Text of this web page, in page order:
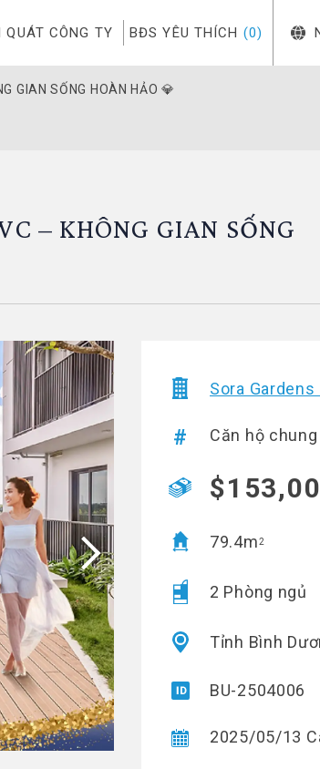
QUÁT CÔNG TY BĐS YÊU THÍCH (0)
GIAN SỐNG HOÀN HẢO 💎
– KHÔNG GIAN SỐNG
Sora Gardens
Căn hộ
79.4m2
2 Phòng ngủ
Tỉnh Bình
BU-2504006
2025/05/13